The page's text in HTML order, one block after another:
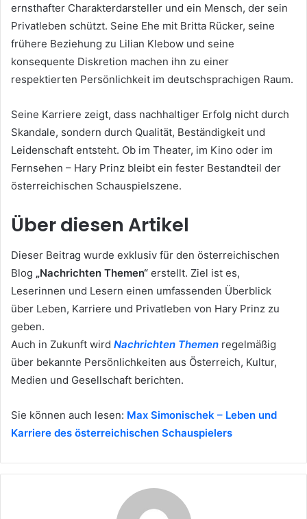
ernsthafter Charakterdarsteller und ein Mensch, der sein
Privatleben schützt. Seine Ehe mit Britta Rücker, seine
frühere Beziehung zu Lilian Klebow und seine
konsequente Diskretion machen ihn zu einer
respektierten Persönlichkeit im deutschsprachigen Raum.
Seine Karriere zeigt, dass nachhaltiger Erfolg nicht durch
Skandale, sondern durch Qualität, Beständigkeit und
Leidenschaft entsteht. Ob im Theater, im Kino oder im
Fernsehen – Hary Prinz bleibt ein fester Bestandteil der
österreichischen Schauspielszene.
Über diesen Artikel
Dieser Beitrag wurde exklusiv für den österreichischen
Blog „Nachrichten Themen“ erstellt. Ziel ist es,
Leserinnen und Lesern einen umfassenden Überblick
über Leben, Karriere und Privatleben von Hary Prinz zu
geben.
Auch in Zukunft wird Nachrichten Themen regelmäßig
über bekannte Persönlichkeiten aus Österreich, Kultur,
Medien und Gesellschaft berichten.
Sie können auch lesen: Max Simonischek – Leben und
Karriere des österreichischen Schauspielers